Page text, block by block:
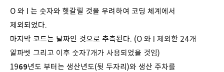
O 와 I 는 숫자와 헷갈릴 것을 우려하여 코딩 체계에서
제외되었다.
마지막 코드는 날짜인 것으로 추측된다. (O 와 I 제외한 24개
알파벳 그리고 이후 숫자7개가 사용되었을 것임)
1969년도 부터는 생산년도(뒷 두자리)와 생산 주차를